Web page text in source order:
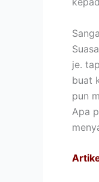
je.
buat
pun
Apa